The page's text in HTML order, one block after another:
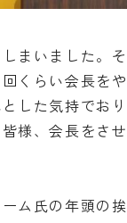
まいました。
くらい会長を
した気持でお
様、会長をさ
ム氏の年頭の